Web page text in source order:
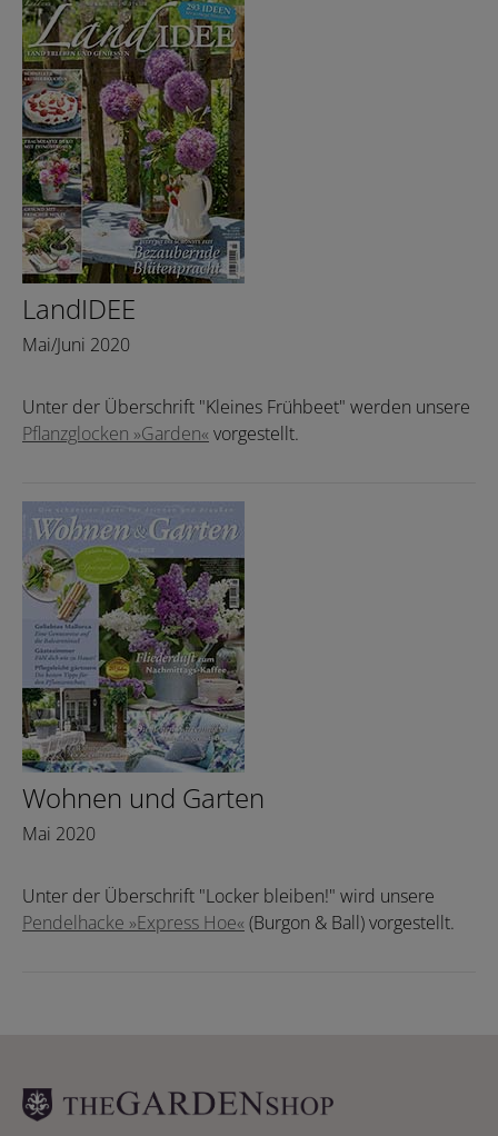
LandIDEE
Mai/Juni 2020
Unter der Überschrift "Kleines Frühbeet" werden unsere
Pflanzglocken »Garden« vorgestellt.
Wohnen und Garten
Mai 2020
Unter der Überschrift "Locker bleiben!" wird unsere
Pendelhacke »Express Hoe« (Burgon & Ball) vorgestellt.